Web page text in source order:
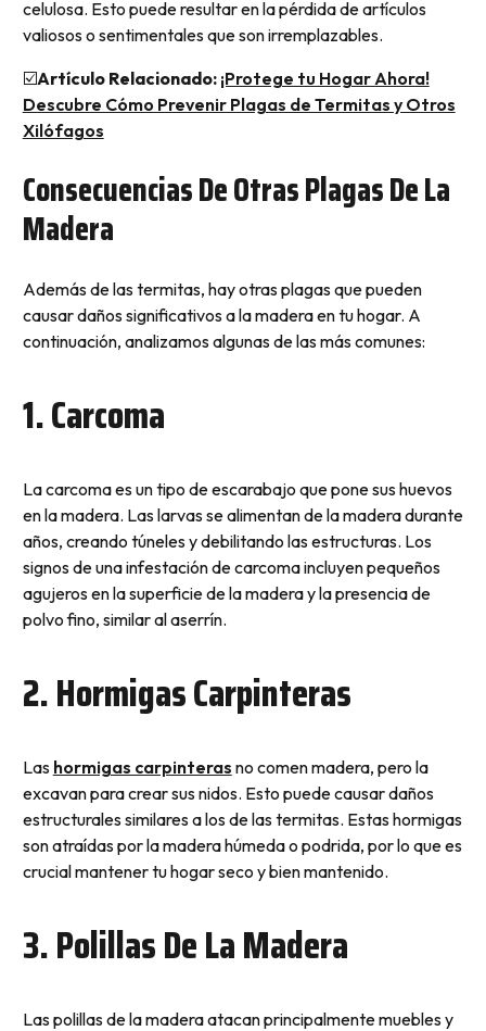
celulosa. Esto puede resultar en la pérdida de artículos
valiosos o sentimentales que son irremplazables.
☑️Artículo Relacionado: ¡Protege tu Hogar Ahora!
Descubre Cómo Prevenir Plagas de Termitas y Otros
Xilófagos
Consecuencias De Otras Plagas De La
Madera
Además de las termitas, hay otras plagas que pueden
causar daños significativos a la madera en tu hogar. A
continuación, analizamos algunas de las más comunes:
1. Carcoma
La carcoma es un tipo de escarabajo que pone sus huevos
en la madera. Las larvas se alimentan de la madera durante
años, creando túneles y debilitando las estructuras. Los
signos de una infestación de carcoma incluyen pequeños
agujeros en la superficie de la madera y la presencia de
polvo fino, similar al aserrín.
2. Hormigas Carpinteras
Las hormigas carpinteras no comen madera, pero la
excavan para crear sus nidos. Esto puede causar daños
estructurales similares a los de las termitas. Estas hormigas
son atraídas por la madera húmeda o podrida, por lo que es
crucial mantener tu hogar seco y bien mantenido.
3. Polillas De La Madera
Las polillas de la madera atacan principalmente muebles y